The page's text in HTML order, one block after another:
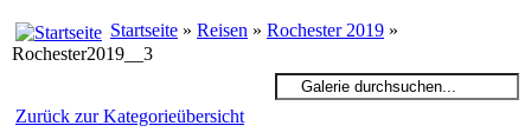
Startseite » Reisen » Rochester 2019 »
Rochester2019__3
Zurück zur Kategorieübersicht